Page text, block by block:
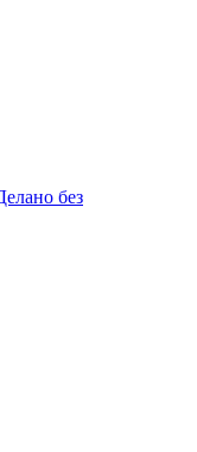
без